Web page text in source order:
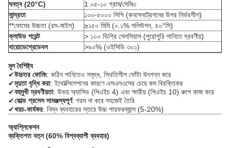
ঘনত্ব (20°C)
1.০৫-১০ গ্রাম/সেমি৩
সান্দ্রতা
১০০-৫০০০ সিপি (কনসেনট্রেশনের উপর নির্ভরশীল)
**ফোমের উচ্চতা (রস-মাইল)
≥১৫০ মিমি (০.১% সলিউশন, ৪০°সি)
ক্লাউড পয়েন্ট
> ১০০ ডিগ্রি সেলসিয়াস (পুরোপুরি পানিতে দ্রবণীয়)
বায়োডেগ্রেডেবল
>৯০% (ওইসিডি ৩০১)
মূল বৈশিষ্ট্য
✔উচ্চতর ফোমিং: কঠিন পানিতেও সমৃদ্ধ, স্থিতিশীল ফোঁটা উৎপন্ন করে
✔মৃদুতা বৃদ্ধি করা: ইথোক্সিলেশনের কারণে এসএলএসের চেয়ে কম বিরক্তিকর
✔বহুমুখী দ্রবণীয়তা: উভয় অ্যাসিড (পিএইচ 4) এবং ক্ষারীয় (পিএইচ 10) রুপে কাজ করে
✔কোল্ড প্রসেস সামঞ্জস্যপূর্ণ: গরম না করে সহজেই তৈরি
✔খরচ-কার্যকর: নিম্ন ব্যবহারের স্তরে উচ্চ পারফরম্যান্স (5-20%)
অ্যাপ্লিকেশন
ব্যক্তিগত যত্ন (60% বিশ্বব্যাপী ব্যবহার)